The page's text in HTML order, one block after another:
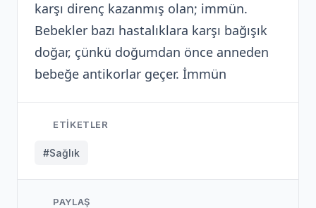
karşı direnç kazanmış olan; immün.
Bebekler bazı hastalıklara karşı bağışık
doğar, çünkü doğumdan önce anneden
bebeğe antikorlar geçer. İmmün
ETIKETLER
#Sağlık
PAYLAŞ